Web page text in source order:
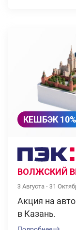
КЕШБЭК 10%
ВОЛЖСКИЙ
3 Августа - 31
Акция на
в Казань.